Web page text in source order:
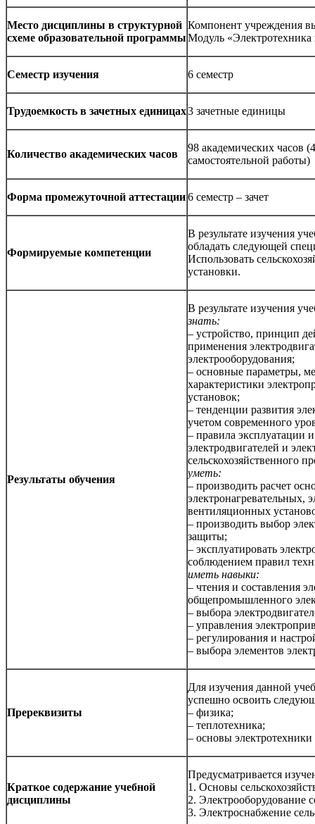
Место дисциплины в структурной
схеме образовательной программы
Компонент учреждения
Модуль «Электротехника
Семестр изучения 6 семестр
Трудоемкость в зачетных единицах3 зачетные единицы
Количество академических часов
98 академических часов
самостоятельной работы)
Форма промежуточной аттестации6 семестр – зачет
Формируемые компетенции
В результате изучения
обладать следующей
Использовать
установки.
Результаты обучения
В результате изучения
знать:
– устройство, принцип
применения
электрооборудования;
– основные параметры,
характеристики
установок;
– тенденции развития
учетом современного
– правила эксплуатации
электродвигателей и
сельскохозяйственного
уметь:
– производить расчет
электронагревательных,
вентиляционных
– производить выбор
защиты;
– эксплуатировать
соблюдением правил
иметь навыки:
– чтения и составления
общепромышленного
– выбора
– управления
– регулирования и
– выбора элементов
Пререквизиты
Для изучения данной
успешно освоить
– физика;
– теплотехника;
– основы
Краткое содержание учебной
дисциплины
Предусматривается
1. Основы
2. Электрооборудование
3. Электроснабжение